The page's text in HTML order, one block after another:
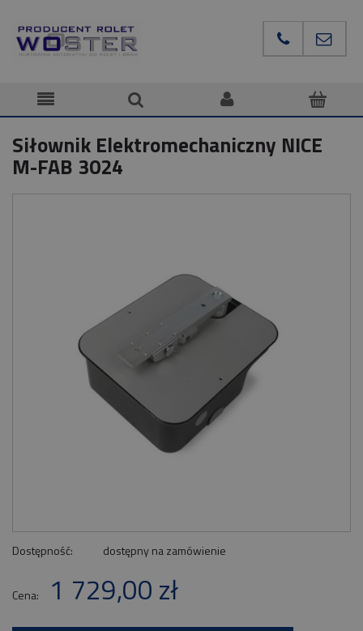
Siłownik Elektromechaniczny NICE
M-FAB 3024
Dostępność: dostępny na zamówienie
Cena: 1 729,00 zł